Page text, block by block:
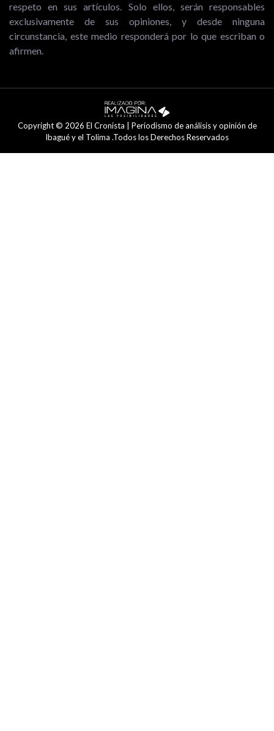
respeto en sus artículos. Solo ellos, serán responsables
exclusivamente de sus opiniones, y desde ninguna
circunstancia, este medio responderá por lo que escriban o
afirmen.
Copyright © 2026 El Cronista | Periodismo de análisis y opinión de
Ibagué y el Tolima .Todos los Derechos Reservados